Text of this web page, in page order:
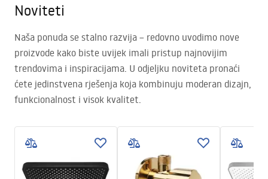
Noviteti
Naša ponuda se stalno razvija – redovno uvodimo nove
proizvode kako biste uvijek imali pristup najnovijim
trendovima i inspiracijama. U odjeljku noviteta pronaći
ćete jedinstvena rješenja koja kombinuju moderan dizajn,
funkcionalnost i visok kvalitet.